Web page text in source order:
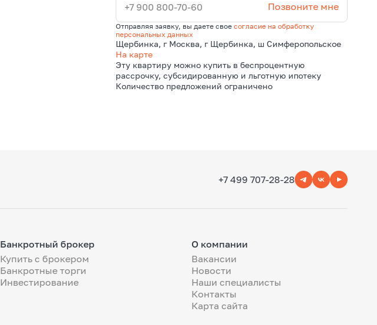
+7 900 800-70-60 Позвоните мне
Отправляя заявку, вы даете своесогласие на обработку
персональных данных
Щербинка, г Москва, г Щербинка, ш Симферопольское
На карте
Эту квартиру можно купить в беспроцентную
рассрочку, субсидированную и льготную ипотеку
Количество предложений ограничено
+7 499 707-28-28
Банкротный брокер
Купить с брокером
Банкротные торги
Инвестирование
О компании
Вакансии
Новости
Наши специалисты
Контакты
Карта сайта